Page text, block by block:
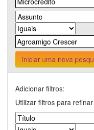
Iniciar uma nova
Adicionar filtros:
Utilizar filtros para